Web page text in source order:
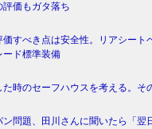
評価もガタ落ち
価すべき点は安全性。リアシート
ード標準装備
時のセーフハウスを考える。そ
ン問題、田川さんに聞いたら「翌